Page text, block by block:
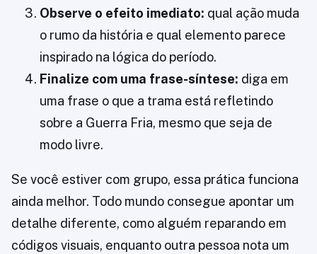
Observe o efeito imediato: qual ação muda
o rumo da história e qual elemento parece
inspirado na lógica do período.
Finalize com uma frase-síntese: diga em
uma frase o que a trama está refletindo
sobre a Guerra Fria, mesmo que seja de
modo livre.
Se você estiver com grupo, essa prática funciona
ainda melhor. Todo mundo consegue apontar um
detalhe diferente, como alguém reparando em
códigos visuais, enquanto outra pessoa nota um